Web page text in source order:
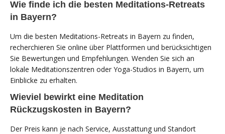
Wie finde ich die besten Meditations-Retreats
in Bayern?
Um die besten Meditations-Retreats in Bayern zu finden,
recherchieren Sie online über Plattformen und berücksichtigen
Sie Bewertungen und Empfehlungen. Wenden Sie sich an
lokale Meditationszentren oder Yoga-Studios in Bayern, um
Einblicke zu erhalten.
Wieviel bewirkt eine Meditation
Rückzugskosten in Bayern?
Der Preis kann je nach Service, Ausstattung und Standort